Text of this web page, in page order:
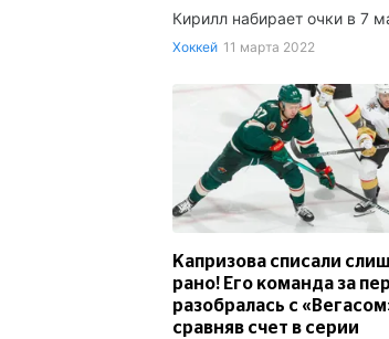
Кирилл набирает очки в 7
Хоккей 11 марта 2022
Капризова списали
рано! Его команда за
разобралась с
сравняв счет в серии